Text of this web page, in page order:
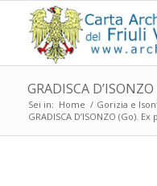
GRADISCA
Sei in: Home / Gorizia e
GRADISCA D’ISONZO (Go).